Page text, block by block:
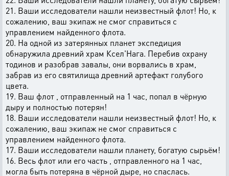
21. Ваши исследователи нашли неизвестный флот! Но, к
сожалению, ваш экипаж не смог справиться с
управлением найденного флота.
20. На одной из затерянных планет экспедиция
обнаружила древний храм Ксел'Нага. Перебив охрану
тодинов и разобрав завалы, они ворвались в храм,
забрав из его святилища древний артефакт голубого
цвета.
19. Ваш флот , отправленный на 1 час, попал в чёрную
дыру и полностью потерян!
18. Ваши исследователи нашли неизвестный флот! Но, к
сожалению, ваш экипаж не смог справиться с
управлением найденного флота.
17. Ваши исследователи нашли планету, богатую сырьём!
16. Весь флот или его часть , отправленного на 1 час,
могла быть потеряна в чёрной дыре, но спаслась.